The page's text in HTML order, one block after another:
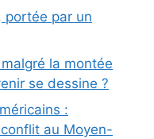
portée par un
la montée
se dessine ?
:
au Moyen-